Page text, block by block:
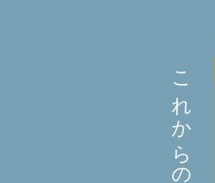
これからの予定